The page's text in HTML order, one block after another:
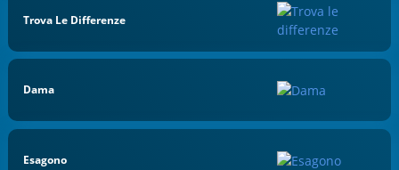
Trova Le Differenze
Dama
Esagono